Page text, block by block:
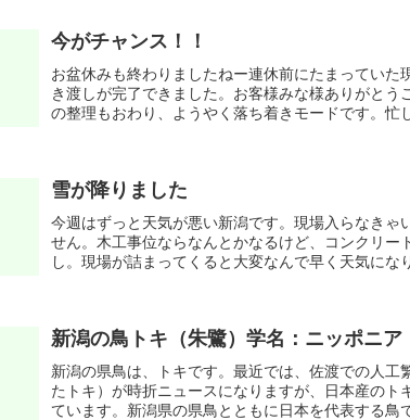
今がチャンス！！
お盆休みも終わりましたねー連休前にたまっていた
き渡しが完了できました。お客様みな様ありがとう
の整理もおわり、ようやく落ち着きモードです。忙
雪が降りました
今週はずっと天気が悪い新潟です。現場入らなきゃ
せん。木工事位ならなんとかなるけど、コンクリー
し。現場が詰まってくると大変なんで早く天気にな
新潟の鳥トキ（朱鷺）学名：ニッポニア
新潟の県鳥は、トキです。最近では、佐渡での人工
たトキ）が時折ニュースになりますが、日本産のト
ています。新潟県の県鳥とともに日本を代表する鳥